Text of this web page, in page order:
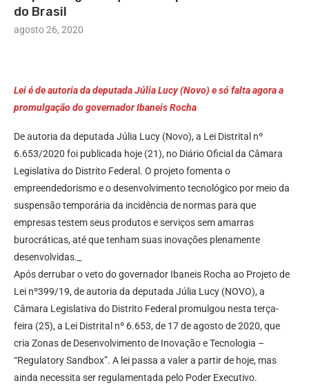
do Brasil
agosto 26, 2020
Lei é de autoria da deputada Júlia Lucy (Novo) e só falta agora a
promulgação do governador Ibaneis Rocha
De autoria da deputada Júlia Lucy (Novo), a Lei Distrital nº
6.653/2020 foi publicada hoje (21), no Diário Oficial da Câmara
Legislativa do Distrito Federal. O projeto fomenta o
empreendedorismo e o desenvolvimento tecnológico por meio da
suspensão temporária da incidência de normas para que
empresas testem seus produtos e serviços sem amarras
burocráticas, até que tenham suas inovações plenamente
desenvolvidas._
Após derrubar o veto do governador Ibaneis Rocha ao Projeto de
Lei nº399/19, de autoria da deputada Júlia Lucy (NOVO), a
Câmara Legislativa do Distrito Federal promulgou nesta terça-
feira (25), a Lei Distrital nº 6.653, de 17 de agosto de 2020, que
cria Zonas de Desenvolvimento de Inovação e Tecnologia –
“Regulatory Sandbox”. A lei passa a valer a partir de hoje, mas
ainda necessita ser regulamentada pelo Poder Executivo.